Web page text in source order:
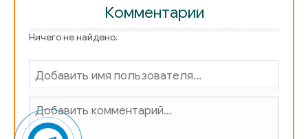
Комментарии
Ничего не найдено.